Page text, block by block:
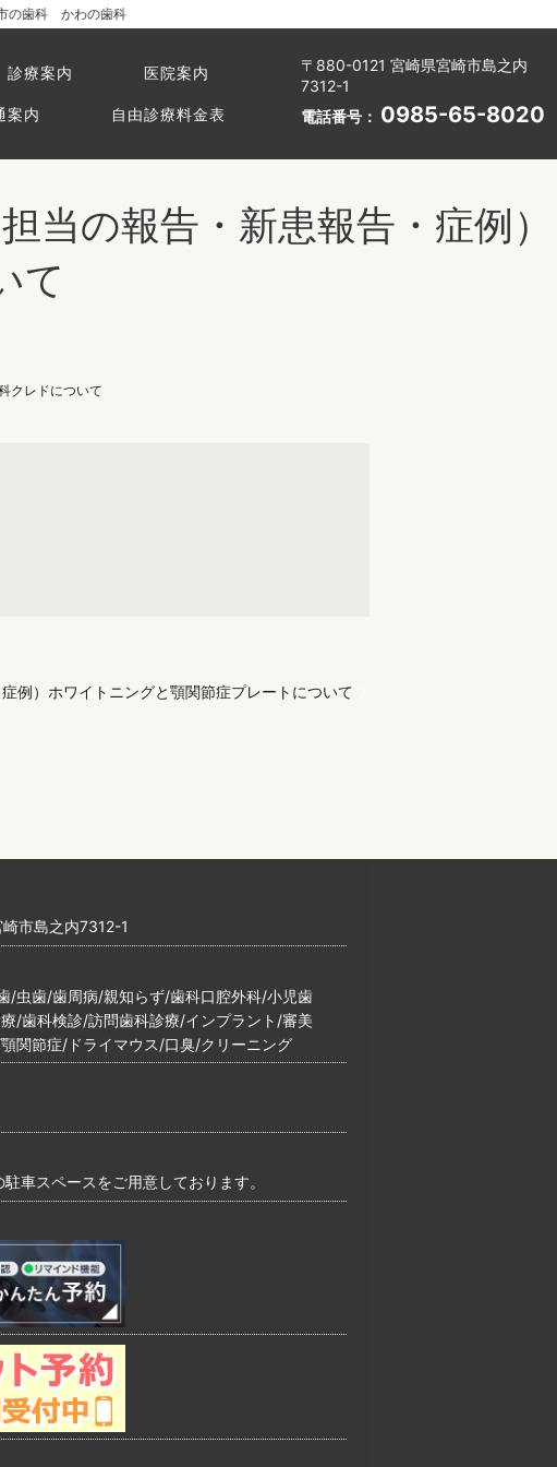
の歯科 かわの歯科
診療案内 医院案内
案内 自由診療料金表
〒880-0121 宮崎県宮崎市島之内
7312-1
電話番号： 0985-65-8020
の報告・新患報告・症例）
て
クレドについて
）ホワイトニングと顎関節症プレートについて
市島之内7312-1
/虫歯/歯周病/親知らず/歯科口腔外科/小児歯
/歯科検診/訪問歯科診療/インプラント/審美
関節症/ドライマウス/口臭/クリーニング
車スペースをご用意しております。